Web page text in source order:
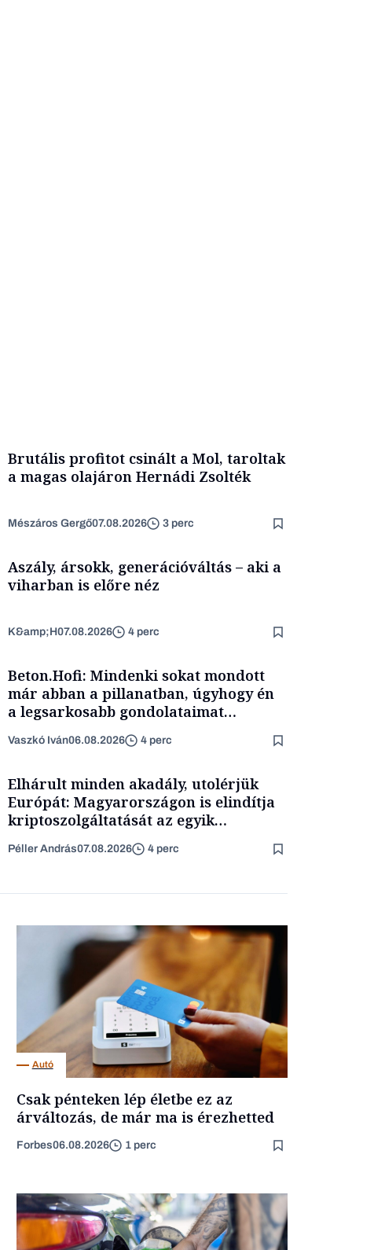
Brutális profitot csinált a Mol, taroltak
a magas olajáron Hernádi Zsolték
Mészáros Gergő07.08.2026 3 perc
Aszály, ársokk, generációváltás – aki a
viharban is előre néz
K&amp;H07.08.2026 4 perc
Beton.Hofi: Mindenki sokat mondott
már abban a pillanatban, úgyhogy én
a legsarkosabb gondolataimat
Vaszkó Iván06.08.2026 4 perc
Elhárult minden akadály, utolérjük
Európát: Magyarországon is elindítja
kriptoszolgáltatását az egyik
Péller András07.08.2026 4 perc
Autó
Csak pénteken lép életbe ez az
árváltozás, de már ma is érezhetted
Forbes06.08.2026 1 perc